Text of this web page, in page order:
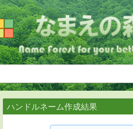
ハンドルネーム作成結果